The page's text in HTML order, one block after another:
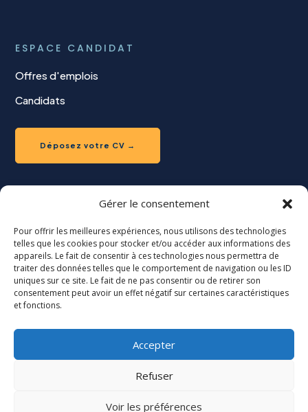
Gérer le consentement
Pour offrir les meilleures expériences, nous utilisons des technologies
telles que les cookies pour stocker et/ou accéder aux informations des
appareils. Le fait de consentir à ces technologies nous permettra de
traiter des données telles que le comportement de navigation ou les ID
uniques sur ce site. Le fait de ne pas consentir ou de retirer son
consentement peut avoir un effet négatif sur certaines caractéristiques
et fonctions.
Accepter
Refuser
Voir les préférences
ESPACE CANDIDAT
Offres d'emplois
Candidats
Déposez votre CV →
Recherche de candidat
Déposez votre offre →
Equitalents